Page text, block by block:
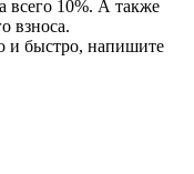
всего 10%. А также
взноса.
и быстро, напишите